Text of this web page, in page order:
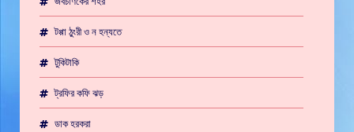
টপ্পা ঠুংরী ও ন হন্যতে
টুকিটাকি
ট্রফির কফি ঝড়
ডাক হরকরা